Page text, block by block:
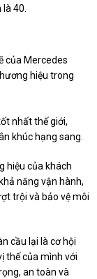
40.
của Mercedes
hiệu trong
nhất thế giới,
khúc hạng sang.
hiệu của khách
năng vận hành,
trội và bảo vệ môi
cầu lại là cơ hội
thế của mình với
an toàn và